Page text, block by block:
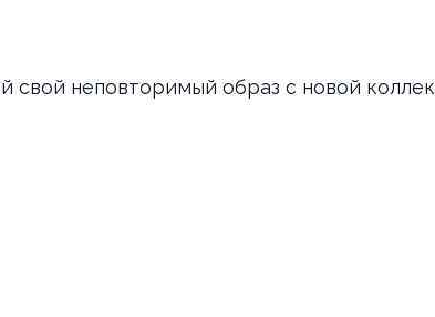
свой неповторимый образ с новой